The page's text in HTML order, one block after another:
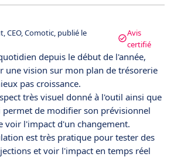
CEO, Comotic, publié le
Avis
certifié
depuis le début de l'année,
une vision sur mon plan de trésorerie
pas croissance.
très visuel donné à l'outil ainsi que
permet de modifier son prévisionnel
voir l'impact d'un changement.
est très pratique pour tester des
et voir l'impact en temps réel